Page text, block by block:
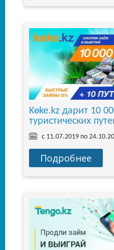
Kөke.kz дарит 10
туристических
с 11.07.2019 по
Подробнее